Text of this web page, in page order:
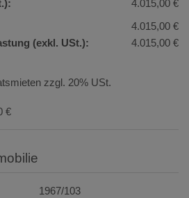
4.015,00 €
4.015,00 €
(exkl. USt.):
4.015,00 €
zzgl. 20% USt.
€
1967/103